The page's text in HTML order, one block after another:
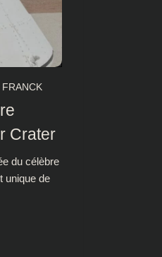
FRANCK
Crater
du célèbre
unique de